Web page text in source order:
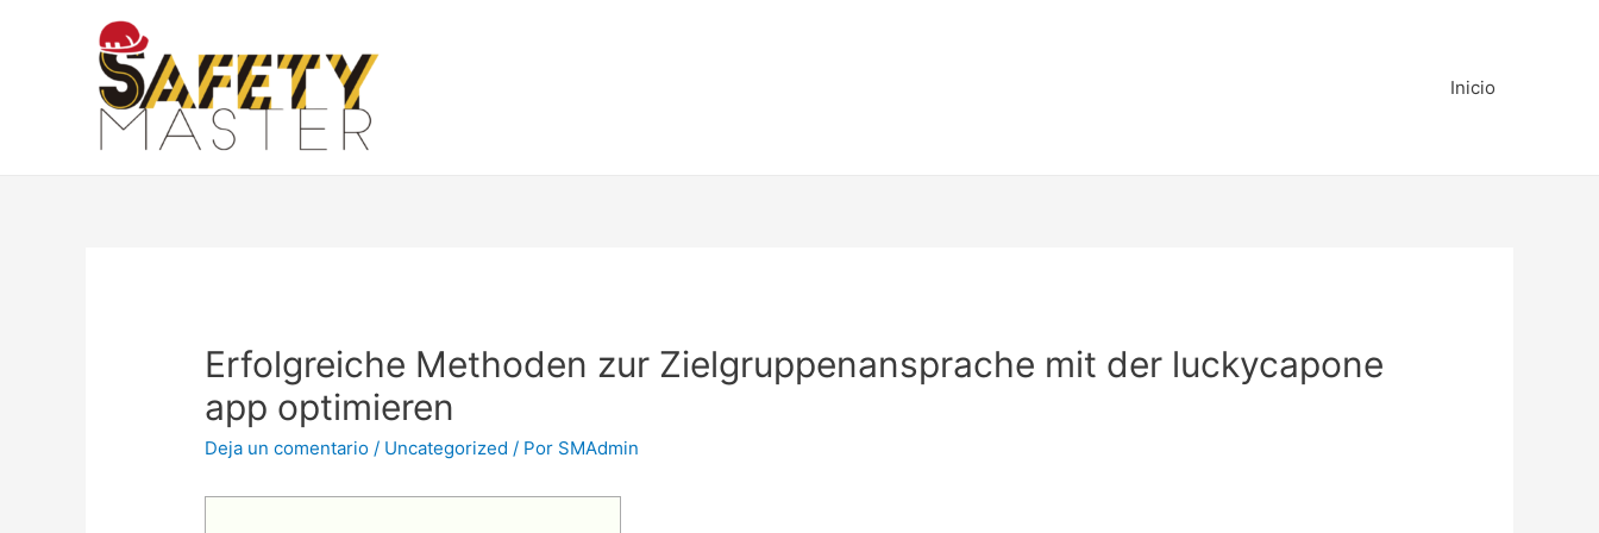
Inicio
Erfolgreiche Methoden zur Zielgruppenansprache mit der luckycapone
app optimieren
Deja un comentario / Uncategorized / Por SMAdmin